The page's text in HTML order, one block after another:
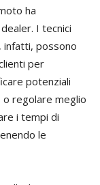
ha
I tecnici
infatti, possono
per
potenziali
regolare meglio
i tempi di
le